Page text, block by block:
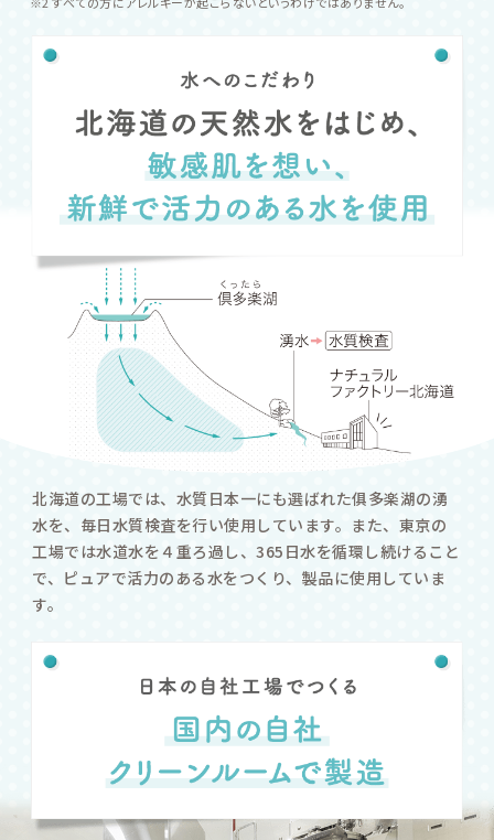
8種のバリア胎脂成分
ベビーズエマルジ
人が生まれた時に纏っ
ゃんの肌を守る天然のバ
脂」を敏感肌に応用し、
8種のバリア成分を配合
天然のバリア膜である
んには肌トラブルがあり
胎脂が取れて、肌がむき
敏感肌は、そんな赤ちゃ
肌と同じ状態のため、
肌をしっかりバリアする